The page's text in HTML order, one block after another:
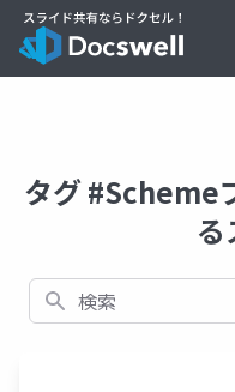
タグ #Scheme
る
検索